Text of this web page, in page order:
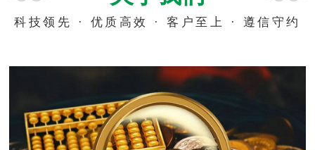
科技领先 · 优质高效 · 客户至上 · 遵信守约